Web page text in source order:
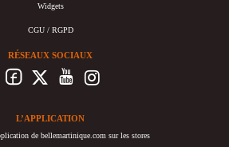
Widgets
CGU / RGPD
RÉSEAUX SOCIAUX
L’APPLICATION
de bellemartinique.com sur les stores